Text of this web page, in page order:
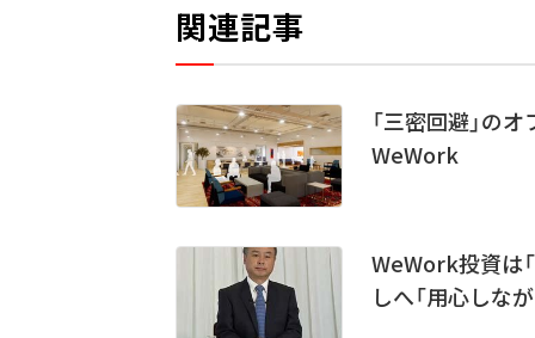
関連記事
「三密回避」の
WeWork
WeWork投資は
しへ「用心しな